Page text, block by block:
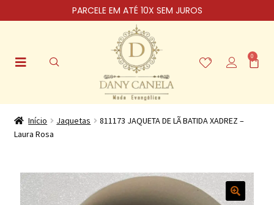
PARCELE EM ATÉ 10X SEM JUROS
0
Início Jaquetas
811173 JAQUETA DE LÃ BATIDA XADREZ –
Laura Rosa